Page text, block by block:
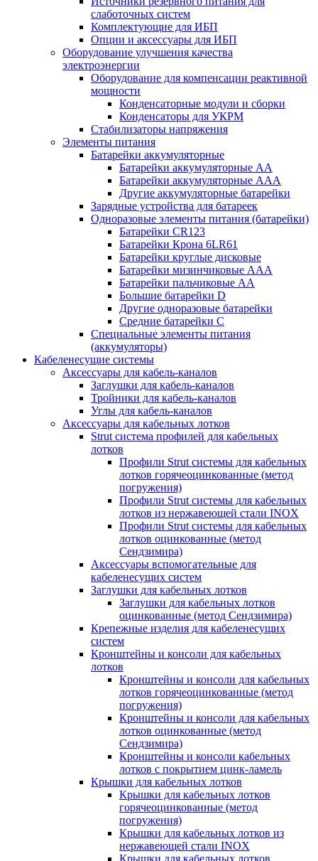
слаботочных систем
Комплектующие для ИБП
Опции и аксессуары для ИБП
Оборудование улучшения качества
электроэнергии
Оборудование для компенсации реактивной
мощности
Конденсаторные модули и сборки
Конденсаторы для УКРМ
Стабилизаторы напряжения
Элементы питания
Батарейки аккумуляторные
Батарейки аккумуляторные АА
Батарейки аккумуляторные ААА
Другие аккумуляторные батарейки
Зарядные устройства для батареек
Одноразовые элементы питания (батарейки)
Батарейки CR123
Батарейки Крона 6LR61
Батарейки круглые дисковые
Батарейки мизинчиковые ААА
Батарейки пальчиковые АА
Большие батарейки D
Другие одноразовые батарейки
Средние батарейки C
Специальные элементы питания
(аккумуляторы)
Кабеленесущие системы
Аксессуары для кабель-каналов
Заглушки для кабель-каналов
Тройники для кабель-каналов
Углы для кабель-каналов
Аксессуары для кабельных лотков
Strut система профилей для кабельных
лотков
Профили Strut системы для кабельных
лотков горячеоцинкованные (метод
погружения)
Профили Strut системы для кабельных
лотков из нержавеющей стали INOX
Профили Strut системы для кабельных
лотков оцинкованные (метод
Сендзимира)
Аксессуары вспомогательные для
кабеленесущих систем
Заглушки для кабельных лотков
Заглушки для кабельных лотков
оцинкованные (метод Сендзимира)
Крепежные изделия для кабеленесущих
систем
Кронштейны и консоли для кабельных
лотков
Кронштейны и консоли для кабельных
лотков горячеоцинкованные (метод
погружения)
Кронштейны и консоли для кабельных
лотков оцинкованные (метод
Сендзимира)
Кронштейны и консоли кабельных
лотков с покрытием цинк-ламель
Крышки для кабельных лотков
Крышки для кабельных лотков
горячеоцинкованные (метод
погружения)
Крышки для кабельных лотков из
нержавеющей стали INOX
Крышки для кабельных лотков